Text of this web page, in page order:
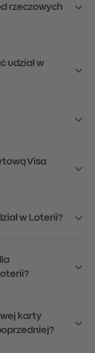
rzeczowych
udział w
Visa
w Loterii?
karty